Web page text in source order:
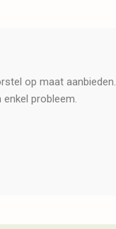
op maat aanbieden.
probleem.